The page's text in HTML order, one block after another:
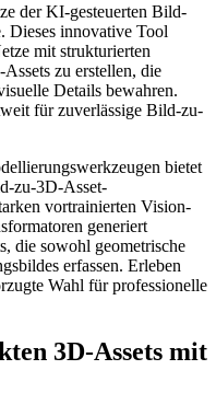
der KI-gesteuerten Bild-
Dieses innovative Tool
mit strukturierten
zu erstellen, die
Details bewahren.
für zuverlässige Bild-zu-
bietet
zu-3D-Asset-
vortrainierten Vision-
generiert
die sowohl geometrische
erfassen. Erleben
Wahl für professionelle
3D-Assets mit